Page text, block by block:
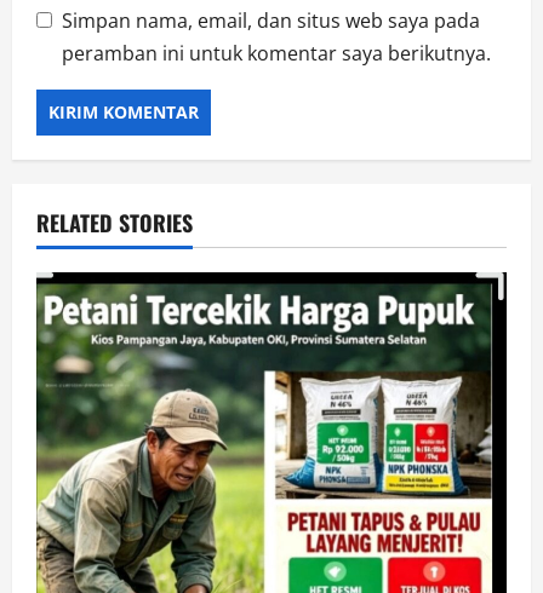
Simpan nama, email, dan situs web saya pada
peramban ini untuk komentar saya berikutnya.
RELATED STORIES